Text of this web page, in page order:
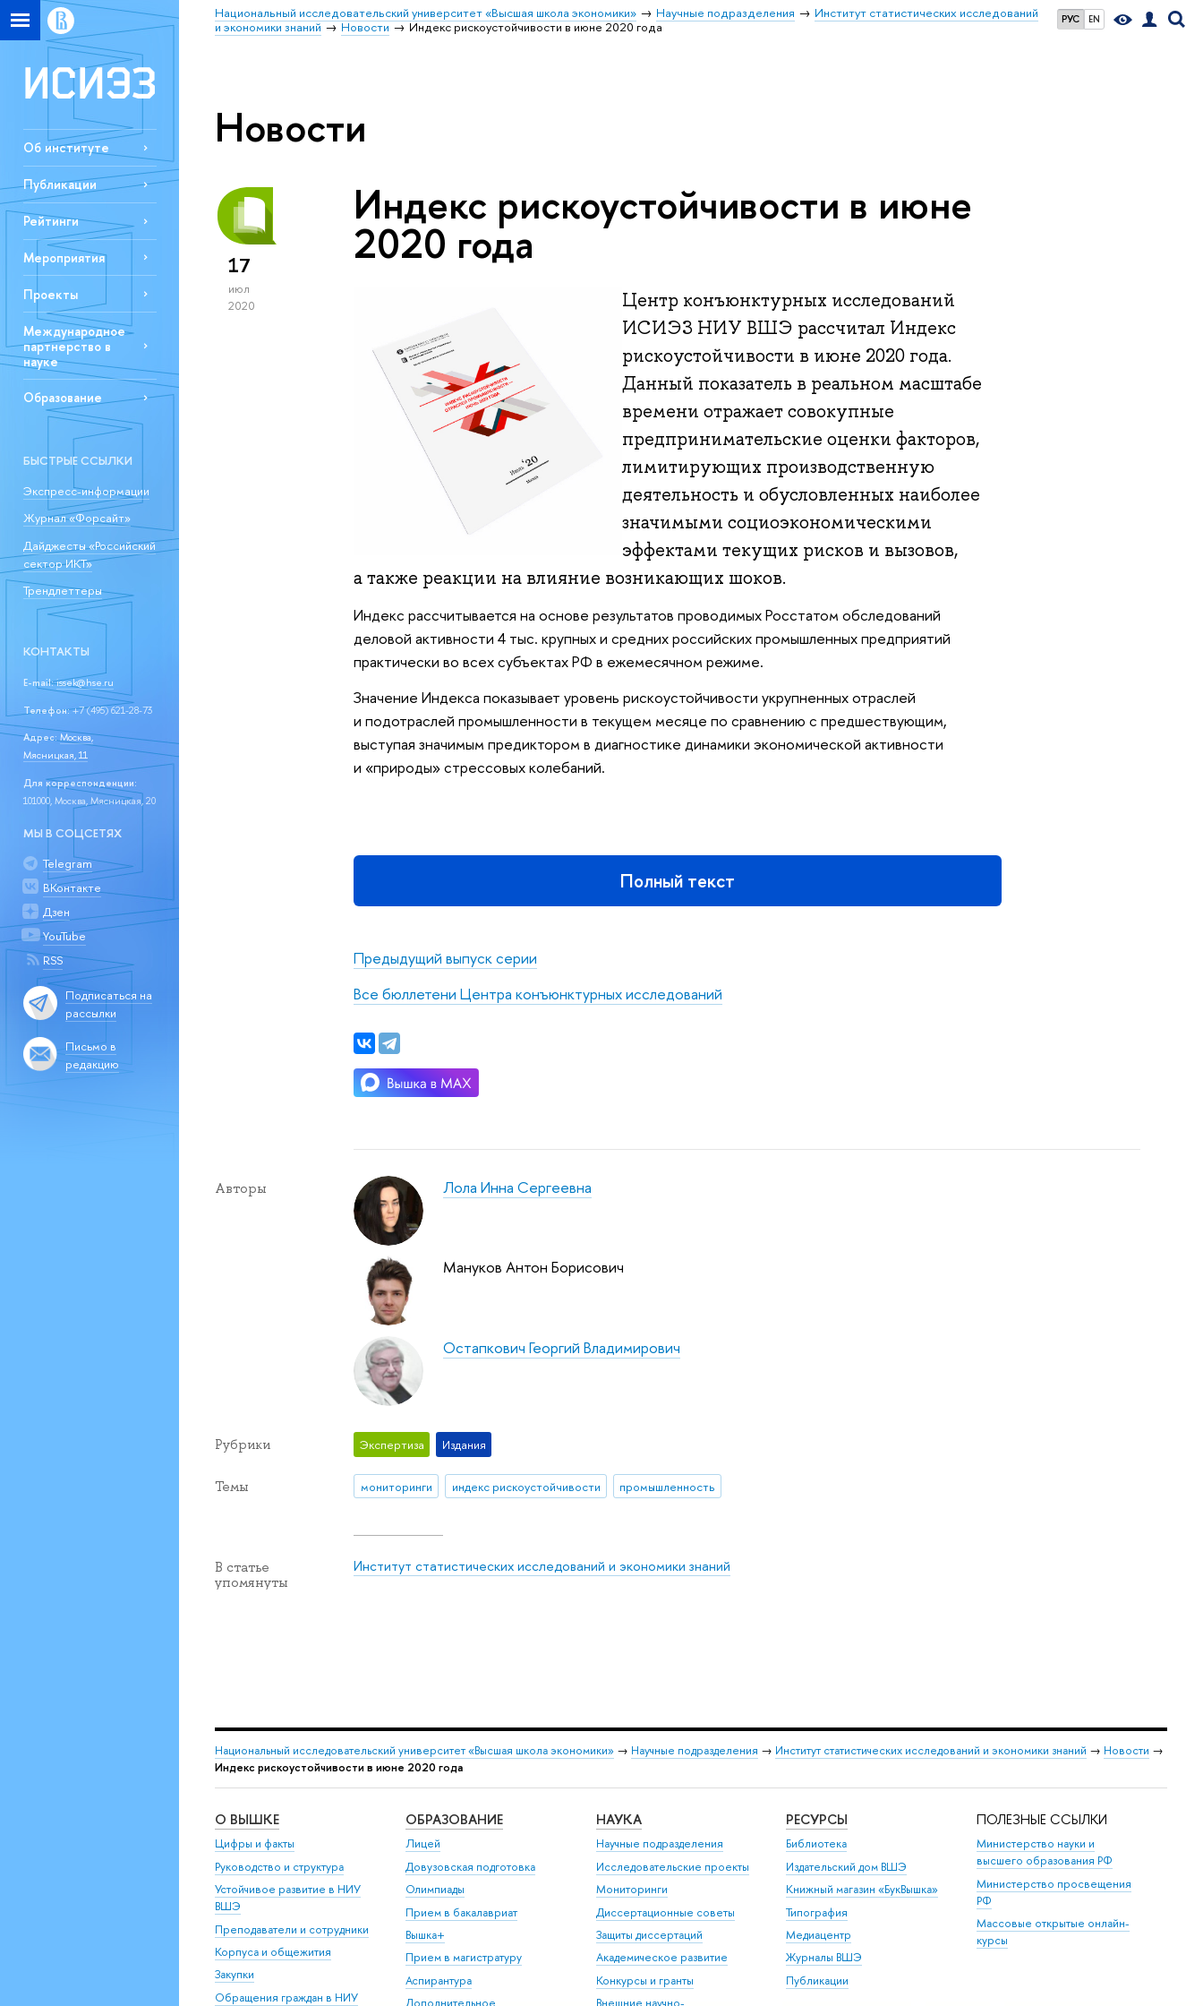
РУС EN
Национальный исследовательский университет «Высшая школа экономики» Научные подразделения
Институт статистических исследований
и экономики знаний
Новости Индекс рискоустойчивости в июне 2020 года
Об институте
Публикации
Рейтинги
Мероприятия
Проекты
Международное
партнерство в
науке
Образование
БЫСТРЫЕ ССЫЛКИ
Экспресс-информации
Журнал «Форсайт»
Дайджесты «Российский
сектор ИКТ»
Трендлеттеры
КОНТАКТЫ
E-mail:issek@hse.ru
Телефон:+7 (495) 621-28-73
Адрес: Москва,
Мясницкая, 11
Для корреспонденции:
101000, Москва, Мясницкая, 20
МЫ В СОЦСЕТЯХ
Telegram
ВКонтакте
Дзен
YouTube
RSS
Подписаться на
рассылки
Письмо в
редакцию
Новости
17
июл
2020
Индекс рискоустойчивости в июне
2020 года
Центр конъюнктурных исследований
ИСИЭЗ НИУ ВШЭ рассчитал Индекс
рискоустойчивости в июне 2020 года.
Данный показатель в реальном масштабе
времени отражает совокупные
предпринимательские оценки факторов,
лимитирующих производственную
деятельность и обусловленных наиболее
значимыми социоэкономическими
эффектами текущих рисков и вызовов,
а также реакции на влияние возникающих шоков.
Индекс рассчитывается на основе результатов проводимых Росстатом обследований
деловой активности 4 тыс. крупных и средних российских промышленных предприятий
практически во всех субъектах РФ в ежемесячном режиме.
Значение Индекса показывает уровень рискоустойчивости укрупненных отраслей
и подотраслей промышленности в текущем месяце по сравнению с предшествующим,
выступая значимым предиктором в диагностике динамики экономической активности
и «природы» стрессовых колебаний.
Полный текст
Предыдущий выпуск серии
Все бюллетени Центра конъюнктурных исследований
Авторы Лола Инна Сергеевна
Мануков Антон Борисович
Остапкович Георгий Владимирович
Рубрики Экспертиза Издания
Темы мониторинги индекс рискоустойчивости промышленность
В статье
упомянуты
Институт статистических исследований и экономики знаний
Национальный исследовательский университет «Высшая школа экономики» → Научные подразделения → Институт статистических исследований и экономики знаний → Новости →
Индекс рискоустойчивости в июне 2020 года
О ВЫШКЕ
Цифры и факты
Руководство и структура
Устойчивое развитие в НИУ
ВШЭ
Преподаватели и сотрудники
Корпуса и общежития
Закупки
Обращения граждан в НИУ
ОБРАЗОВАНИЕ
Лицей
Довузовская подготовка
Олимпиады
Прием в бакалавриат
Вышка+
Прием в магистратуру
Аспирантура
Дополнительное
НАУКА
Научные подразделения
Исследовательские проекты
Мониторинги
Диссертационные советы
Защиты диссертаций
Академическое развитие
Конкурсы и гранты
Внешние научно-
РЕСУРСЫ
Библиотека
Издательский дом ВШЭ
Книжный магазин «БукВышка»
Типография
Медиацентр
Журналы ВШЭ
Публикации
ПОЛЕЗНЫЕ ССЫЛКИ
Министерство науки и
высшего образования РФ
Министерство просвещения
РФ
Массовые открытые онлайн-
курсы